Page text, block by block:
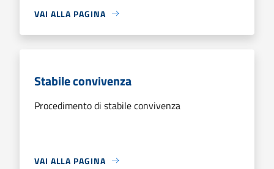
VAI ALLA PAGINA
Stabile convivenza
Procedimento di stabile convivenza
VAI ALLA PAGINA